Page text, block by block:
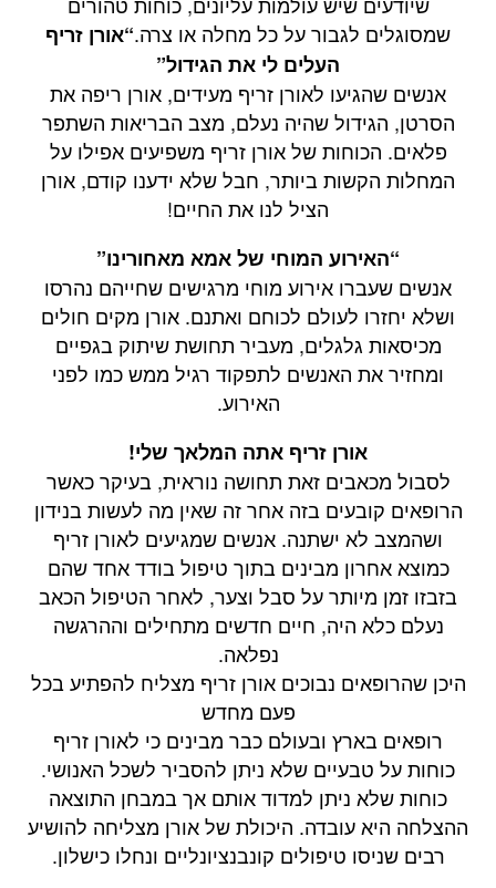
שמסוגלים לגבור על כל מחלה או צרה.“אורן זריף
העלים לי את הגידול”
אנשים שהגיעו לאורן זריף מעידים, אורן ריפה את
הסרטן, הגידול שהיה נעלם, מצב הבריאות השתפר
פלאים. הכוחות של אורן זריף משפיעים אפילו על
המחלות הקשות ביותר, חבל שלא ידענו קודם, אורן
הציל לנו את החיים!
“האירוע המוחי של אמא מאחורינו”
אנשים שעברו אירוע מוחי מרגישים שחייהם נהרסו
ושלא יחזרו לעולם לכוחם ואתנם. אורן מקים חולים
מכיסאות גלגלים, מעביר תחושת שיתוק בגפיים
ומחזיר את האנשים לתפקוד רגיל ממש כמו לפני
האירוע.
אורן זריף אתה המלאך שלי!
לסבול מכאבים זאת תחושה נוראית, בעיקר כאשר
הרופאים קובעים בזה אחר זה שאין מה לעשות בנידון
ושהמצב לא ישתנה. אנשים שמגיעים לאורן זריף
כמוצא אחרון מבינים בתוך טיפול בודד אחד שהם
בזבזו זמן מיותר על סבל וצער, לאחר הטיפול הכאב
נעלם כלא היה, חיים חדשים מתחילים וההרגשה
נפלאה.
היכן שהרופאים נבוכים אורן זריף מצליח להפתיע בכל
פעם מחדש
רופאים בארץ ובעולם כבר מבינים כי לאורן זריף
כוחות על טבעיים שלא ניתן להסביר לשכל האנושי.
כוחות שלא ניתן למדוד אותם אך במבחן התוצאה
ההצלחה היא עובדה. היכולת של אורן מצליחה להושיע
רבים שניסו טיפולים קונבנציונליים ונחלו כישלון.